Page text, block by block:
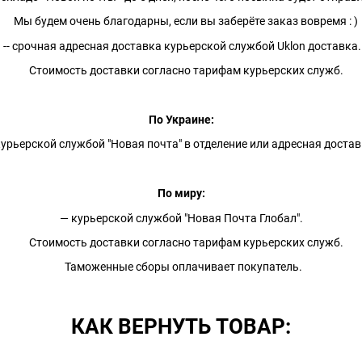
Мы будем очень благодарны, если вы заберёте заказ вовремя : )
-- срочная адресная доставка курьерской службой Uklon доставка.
Стоимость доставки согласно тарифам курьерских служб.
По Украине:
службой "Новая почта" в отделение или адресная
По миру:
— курьерской службой "Новая Почта Глобал".
Стоимость доставки согласно тарифам курьерских служб.
Таможенные сборы оплачивает покупатель.
КАК ВЕРНУТЬ ТОВАР: